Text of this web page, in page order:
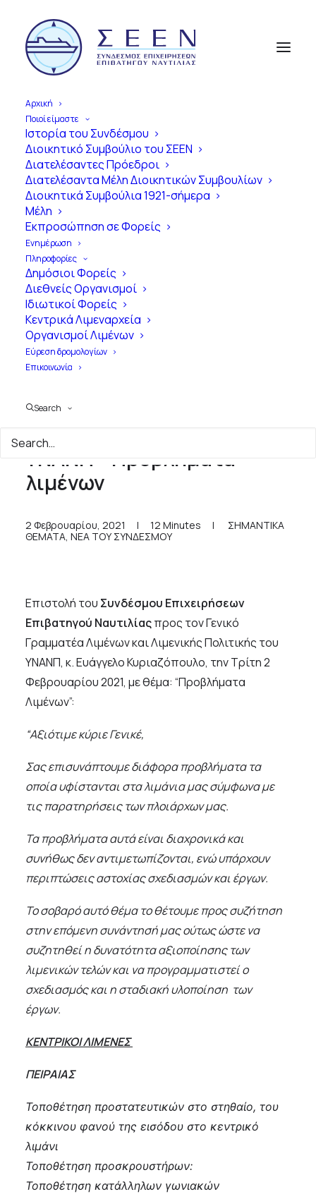
Αρχική
Ποιοί είμαστε
Ιστορία του Συνδέσμου
Διοικητικό Συμβούλιο του ΣΕΕΝ
Διατελέσαντες Πρόεδροι
Διατελέσαντα Μέλη Διοικητικών Συμβουλίων
Διοικητικά Συμβούλια 1921-σήμερα
Μέλη
Εκπροσώπηση σε Φορείς
Ενημέρωση
Πληροφορίες
Δημόσιοι Φορείς
Διεθνείς Οργανισμοί
Ιδιωτικοί Φορείς
Κεντρικά Λιμεναρχεία
Οργανισμοί Λιμένων
Εύρεση δρομολογίων
Επικοινωνία
Search
ΑπότηνΊδρυ
ΣύγχρονηΕποχή
100Χρόνια
Επιβα
στηνΕλλά δ
Επιστολή ΣΕΕΝ προς
ΥΝΑΝΠ - Προβλήματα
λιμένων
2 Φεβρουαρίου, 2021 | 12 Minutes |
ΣΗΜΑΝΤΙΚΑ
ΘΕΜΑΤΑ, ΝΕΑ ΤΟΥ ΣΥΝΔΕΣΜΟΥ
Επιστολή του Συνδέσμου Επιχειρήσεων
Επιβατηγού Ναυτιλίαςπρος τον Γενικό
Γραμματέα Λιμένων και Λιμενικής Πολιτικής του
ΥΝΑΝΠ, κ. Ευάγγελο Κυριαζόπουλο, την Τρίτη 2
Φεβρουαρίου 2021, με θέμα: “Προβλήματα
Λιμένων”:
“Αξιότιμε κύριε Γενικέ,
Σας επισυνάπτουμε διάφορα προβλήματα τα
οποία υφίστανται στα λιμάνια μας σύμφωνα με
τις παρατηρήσεις των πλοιάρχων μας.
Τα προβλήματα αυτά είναι διαχρονικά και
συνήθως δεν αντιμετωπίζονται, ενώ υπάρχουν
περιπτώσεις αστοχίας σχεδιασμών και έργων.
Το σοβαρό αυτό θέμα το θέτουμε προς συζήτηση
στην επόμενη συνάντησή μας ούτως ώστε να
συζητηθεί η δυνατότητα αξιοποίησης των
λιμενικών τελών και να προγραμματιστεί ο
σχεδιασμός και η σταδιακή υλοποίηση των
έργων.
ΚΕΝΤΡΙΚΟΙ ΛΙΜΕΝΕΣ
ΠΕΙΡΑΙΑΣ
Τοποθέτηση προστατευτικών στο στηθαίο, του
κόκκινου φανού της εισόδου στο κεντρικό
λιμάνι
Τοποθέτηση προσκρουστήρων:
Τοποθέτηση κατάλληλων γωνιακών